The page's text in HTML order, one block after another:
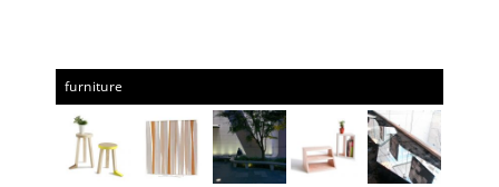
furniture